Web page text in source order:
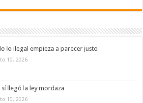
lo ilegal empieza a parecer justo
10, 2026
sí llegó la ley mordaza
10, 2026